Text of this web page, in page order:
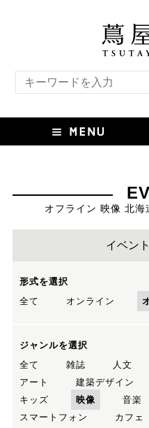
オフライン 映像 北
イベン
形式を選択
全て
オンライン
ジャンルを選択
全て
雑誌 人文
アート
建築デザイン
キッズ
映像 音楽
スマートフォン
カフェ